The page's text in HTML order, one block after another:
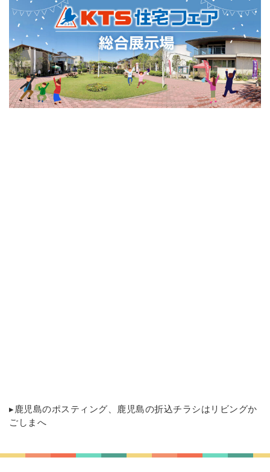
▸ 鹿児島のポスティング 、鹿児島の折込チラシはリビングか
ごしまへ